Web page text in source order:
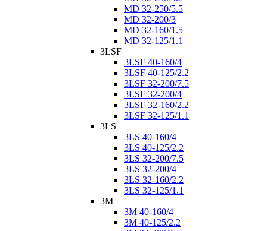
MD 32-250/5.5
MD 32-200/3
MD 32-160/1.5
MD 32-125/1.1
3LSF
3LSF 40-160/4
3LSF 40-125/2.2
3LSF 32-200/7.5
3LSF 32-200/4
3LSF 32-160/2.2
3LSF 32-125/1.1
3LS
3LS 40-160/4
3LS 40-125/2.2
3LS 32-200/7.5
3LS 32-200/4
3LS 32-160/2.2
3LS 32-125/1.1
3M
3M 40-160/4
3M 40-125/2.2